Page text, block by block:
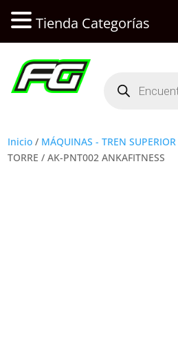
productos
Inicio / MÁQUINAS - TREN SUPERIOR
TORRE / AK-PNT002 ANKAFITNESS
Tienda Categorías